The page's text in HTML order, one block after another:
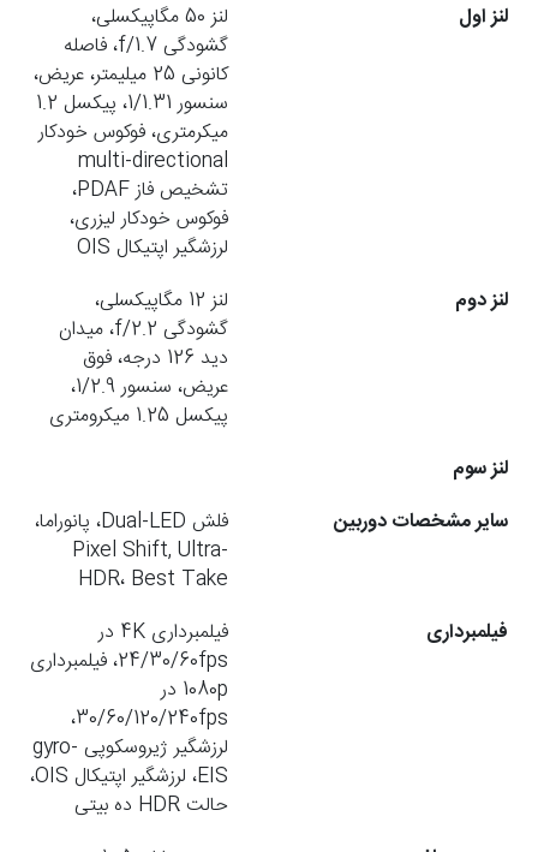
لنز اول
لنز 50 مگاپیکسلی،
گشودگی f/1.7، فاصله
کانونی 25 میلیمتر، عریض،
سنسور 1/1.31، پیکسل 1.2
میکرمتری، فوکوس خودکار
multi-directional
تشخیص فاز PDAF،
فوکوس خودکار لیزری،
لرزشگیر اپتیکال OIS
لنز دوم
لنز 12 مگاپیکسلی،
گشودگی f/2.2، میدان
دید 126 درجه، فوق
عریض، سنسور 1/2.9،
پیکسل 1.25 میکرومتری
لنز سوم
سایر مشخصات دوربین
فلش Dual-LED، پانوراما،
Pixel Shift, Ultra-
HDR، Best Take
فیلمبرداری
فیلمبرداری 4K در
24/30/60fps، فیلمبرداری
1080p در
30/60/120/240fps،
لرزشگیر ژیروسکوپی gyro-
EIS، لرزشگیر اپتیکال OIS،
حالت HDR ده بیتی